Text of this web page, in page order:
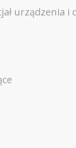
urządzenia i